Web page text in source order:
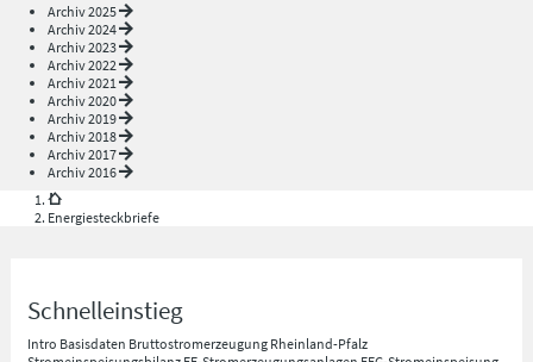
Archiv 2025
Archiv 2024
Archiv 2023
Archiv 2022
Archiv 2021
Archiv 2020
Archiv 2019
Archiv 2018
Archiv 2017
Archiv 2016
Energiesteckbriefe
Schnelleinstieg
Intro Basisdaten Bruttostromerzeugung Rheinland-Pfalz